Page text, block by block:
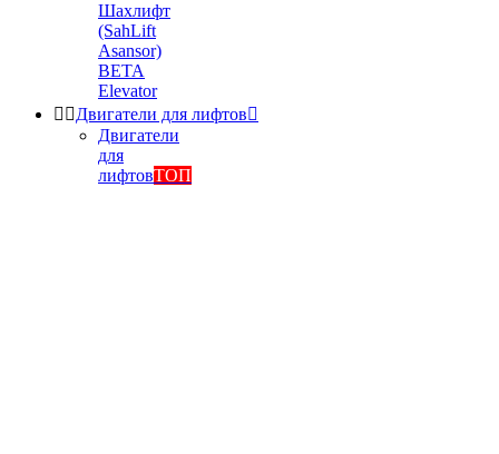
Шахлифт
(SahLift
Asansor)
BETA
Elevator
 Двигатели для лифтов
Двигатели
для
лифтовТОП